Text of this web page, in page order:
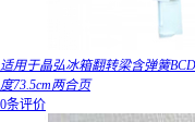
适用于晶弘冰箱翻转梁含弹簧
度73.5cm两合页
0条评价